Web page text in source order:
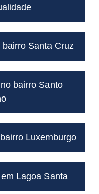
Santa Cruz
bairro Santo
Luxemburgo
Lagoa Santa